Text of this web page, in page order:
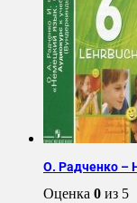
Оценка 0 из 5